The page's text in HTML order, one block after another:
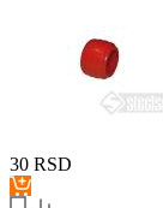
30 RSD